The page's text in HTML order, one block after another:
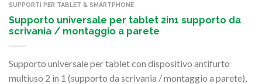
SUPPORTI PER TABLET & SMARTPHONE
Supporto universale per tablet 2in1 supporto da
scrivania / montaggio a parete
Supporto universale per tablet con dispositivo antifurto
multiuso 2 in 1 (supporto da scrivania / montaggio a parete),